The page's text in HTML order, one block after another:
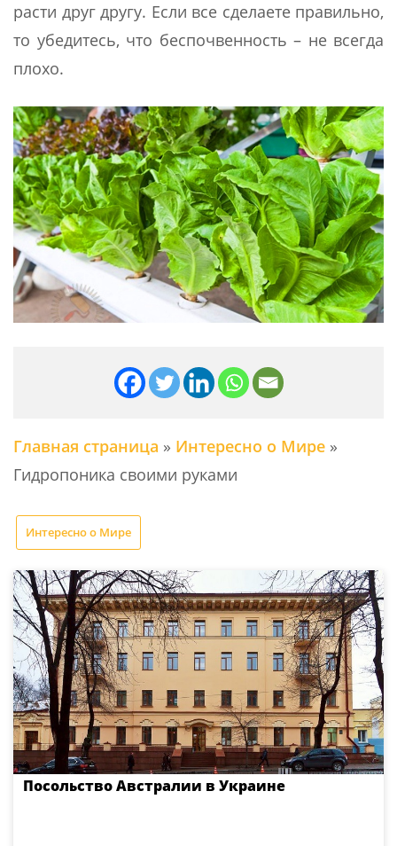
расти друг другу. Если все сделаете правильно,
то убедитесь, что беспочвенность – не всегда
плохо.
Главная страница » Интересно о Мире »
Гидропоника своими руками
Интересно о Мире
Посольство Австралии в Украине